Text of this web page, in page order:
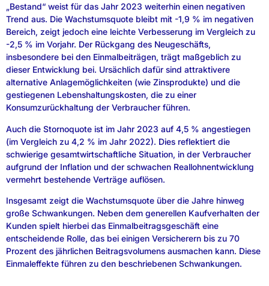
„Bestand“ weist für das Jahr 2023 weiterhin einen negativen
Trend aus. Die Wachstumsquote bleibt mit -1,9 % im negativen
Bereich, zeigt jedoch eine leichte Verbesserung im Vergleich zu
-2,5 % im Vorjahr. Der Rückgang des Neugeschäfts,
insbesondere bei den Einmalbeiträgen, trägt maßgeblich zu
dieser Entwicklung bei. Ursächlich dafür sind attraktivere
alternative Anlagemöglichkeiten (wie Zinsprodukte) und die
gestiegenen Lebenshaltungskosten, die zu einer
Konsumzurückhaltung der Verbraucher führen.
Auch die Stornoquote ist im Jahr 2023 auf 4,5 % angestiegen
(im Vergleich zu 4,2 % im Jahr 2022). Dies reflektiert die
schwierige gesamtwirtschaftliche Situation, in der Verbraucher
aufgrund der Inflation und der schwachen Reallohnentwicklung
vermehrt bestehende Verträge auflösen.
Insgesamt zeigt die Wachstumsquote über die Jahre hinweg
große Schwankungen. Neben dem generellen Kaufverhalten der
Kunden spielt hierbei das Einmalbeitragsgeschäft eine
entscheidende Rolle, das bei einigen Versicherern bis zu 70
Prozent des jährlichen Beitragsvolumens ausmachen kann. Diese
Einmaleffekte führen zu den beschriebenen Schwankungen.